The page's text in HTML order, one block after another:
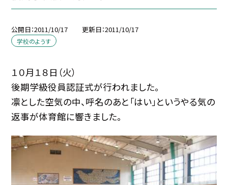
公開日 2011/10/17 更新日 2011/10/17
学校のようす
１０月１８日（火）
後期学級役員認証式が行われました。
凛とした空気の中、呼名のあと「はい」というやる気の
返事が体育館に響きました。